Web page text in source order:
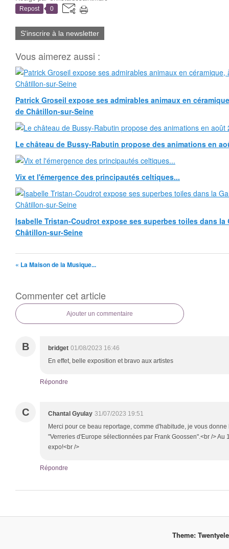
Repost 0
S'inscrire à la newsletter
Vous aimerez aussi :
Patrick Groseil expose ses admirables animaux en
de Châtillon-sur-Seine
Le château de Bussy-Rabutin propose des animations en
Vix et l'émergence des principautés celtiques...
Isabelle Tristan-Coudrot expose ses superbes toiles dans la
Châtillon-sur-Seine
« La Maison de la Musique...
Commenter cet article
Ajouter un commentaire
B bridget 01/08/2023 16:46
En effet, belle exposition et bravo aux artistes
Répondre
C Chantal Gyulay 31/07/2023 19:51
Merci pour ce beau reportage, comme d'habitude, je vous
"Verreries d'Europe sélectionnées par Frank Goossen".<br /> Au
expo!<br />
Répondre
Theme: